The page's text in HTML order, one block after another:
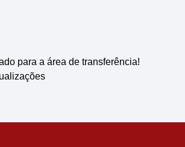
para a área de transferência!